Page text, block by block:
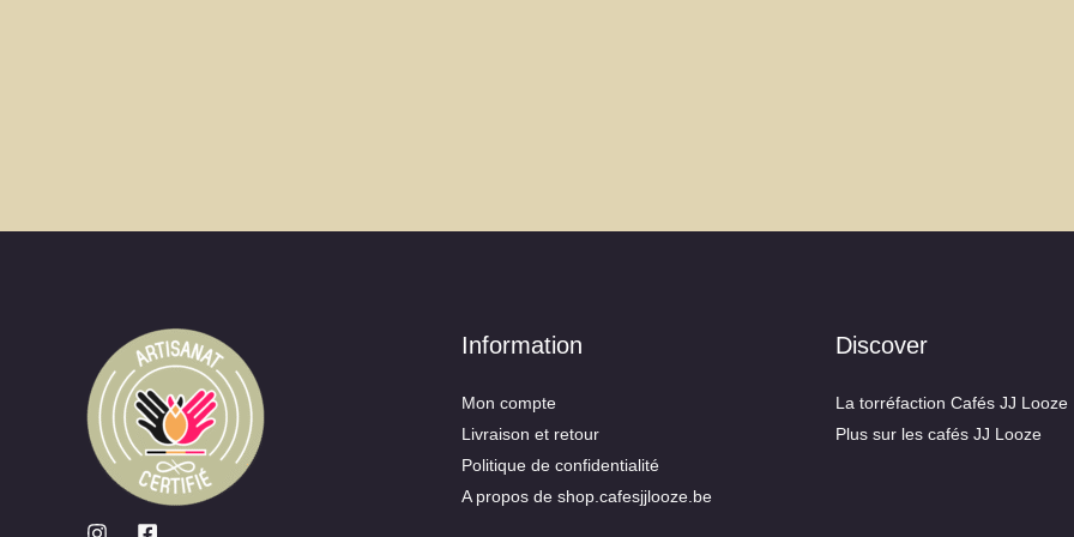
Information
Mon compte
Livraison et retour
Politique de confidentialité
A propos de shop.cafesjjlooze.be
Discover
La torréfaction Cafés JJ Looze
Plus sur les cafés JJ Looze